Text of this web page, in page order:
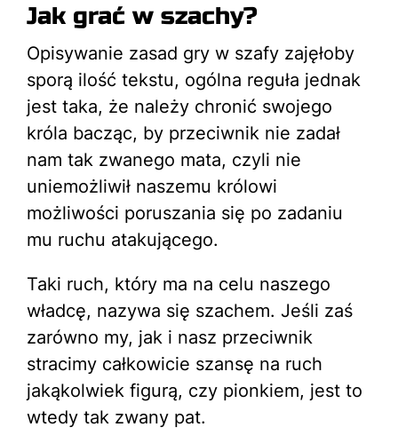
Jak grać w szachy?
Opisywanie zasad gry w szafy zajęłoby
sporą ilość tekstu, ogólna reguła jednak
jest taka, że należy chronić swojego
króla bacząc, by przeciwnik nie zadał
nam tak zwanego mata, czyli nie
uniemożliwił naszemu królowi
możliwości poruszania się po zadaniu
mu ruchu atakującego.
Taki ruch, który ma na celu naszego
władcę, nazywa się szachem. Jeśli zaś
zarówno my, jak i nasz przeciwnik
stracimy całkowicie szansę na ruch
jakąkolwiek figurą, czy pionkiem, jest to
wtedy tak zwany pat.